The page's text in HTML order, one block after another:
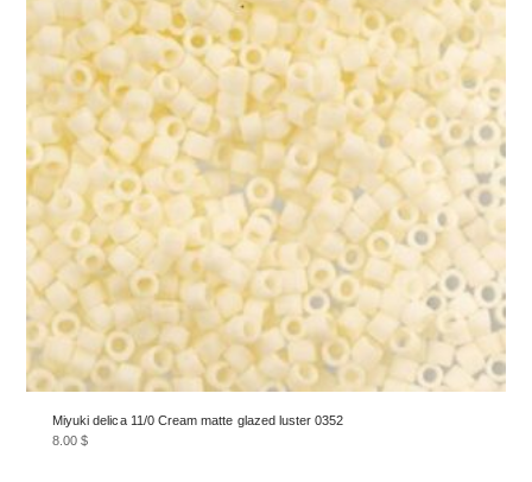
Miyuki delica 11/0 Cream matte glazed luster 0352
8.00$